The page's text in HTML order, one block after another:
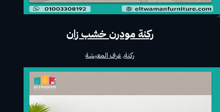
ركنة مودرن خشب زان
ركنة,غرف المعيشة